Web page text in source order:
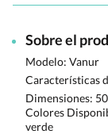
Sobre el
Modelo: Vanur
Características
Dimensiones:
Colores
verde